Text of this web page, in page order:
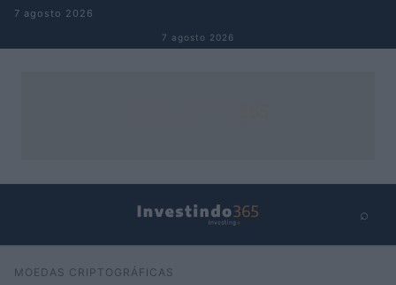
Pular para o conteúdo
7 agosto 2026
7 agosto 2026
⌕
Buscar
MOEDAS CRIPTOGRÁFICAS